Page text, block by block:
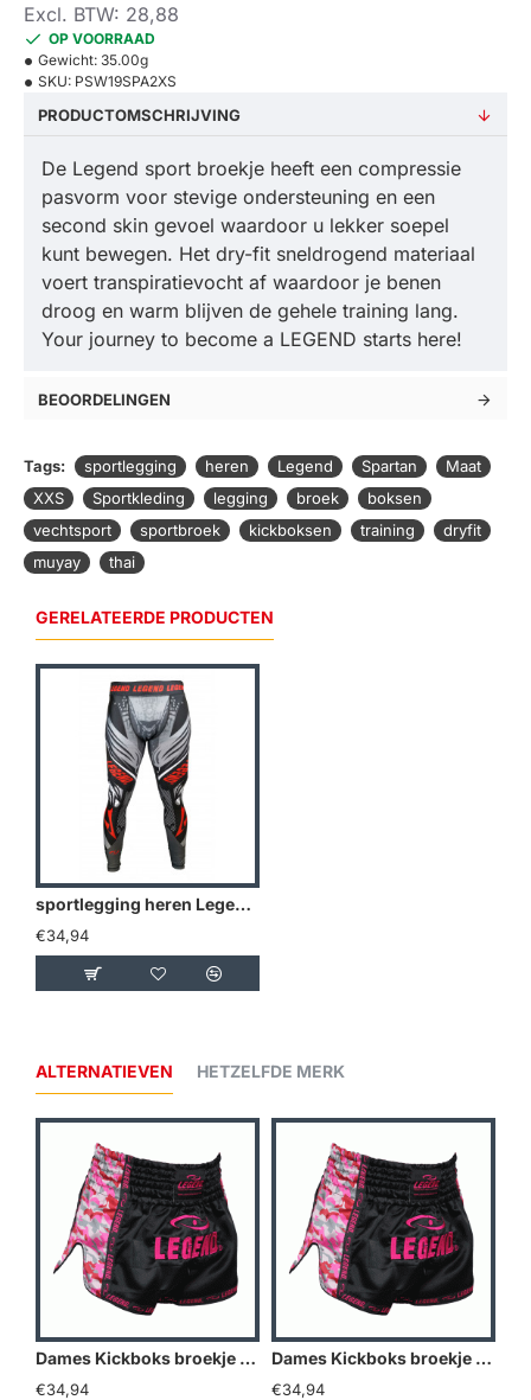
Excl. BTW: 28,88
OP VOORRAAD
Gewicht: 35.00g
SKU: PSW19SPA2XS
PRODUCTOMSCHRIJVING
De Legend sport broekje heeft een compressie
pasvorm voor stevige ondersteuning en een
second skin gevoel waardoor u lekker soepel
kunt bewegen. Het dry-fit sneldrogend materiaal
voert transpiratievocht af waardoor je benen
droog en warm blijven de gehele training lang.
Your journey to become a LEGEND starts here!
BEOORDELINGEN
Tags: sportlegging heren Legend Spartan
Maat
XXS
Sportkleding legging broek
boksen
vechtsport
sportbroek kickboksen training
dryfit
muyay
thai
GERELATEERDE PRODUCTEN
sportlegging heren Legend Spartan - Maat: XXS
€34,94
ALTERNATIEVEN HETZELFDE MERK
Dames Kickboks broekje Camo roze Legend Trendy - Maat: L
€34,94
Dames Kickboks broekje Camo roze Legend Trendy - Maat: M
€34,94